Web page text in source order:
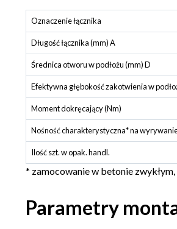
Oznaczenie łącznika
Długość łącznika (mm) A
Średnica otworu w podłożu (mm) D
Efektywna głębokość zakotwienia w
Moment dokręcający (Nm)
Nośność charakterystyczna* na
Ilość szt. w opak. handl.
* zamocowanie w betonie
Parametry